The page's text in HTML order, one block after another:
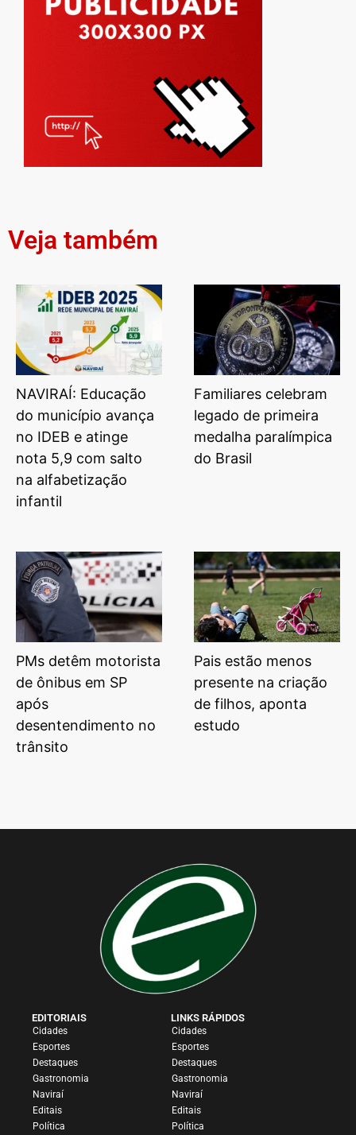
Veja também
NAVIRAÍ: Educação
do município avança
no IDEB e atinge
nota 5,9 com salto
na alfabetização
infantil
Familiares celebram
legado de primeira
medalha paralímpica
do Brasil
PMs detêm motorista
de ônibus em SP
após
desentendimento no
trânsito
Pais estão menos
presente na criação
de filhos, aponta
estudo
EDITORIAIS
Cidades
Esportes
Destaques
Gastronomia
Naviraí
Editais
Política
LINKS RÁPIDOS
Cidades
Esportes
Destaques
Gastronomia
Naviraí
Editais
Política